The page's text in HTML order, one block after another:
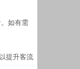
如有需
提升客流